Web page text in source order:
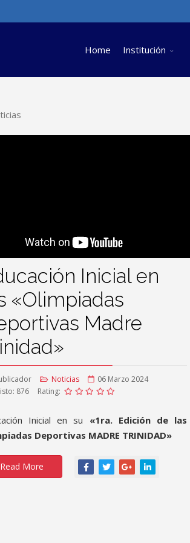
Home Institución
Inicial en
«Olimpiadas
Madre
Noticias
06 Marzo 2024
876
Rating:
Inicial en su «1ra. Edición de las
Deportivas MADRE TRINIDAD»
Read More